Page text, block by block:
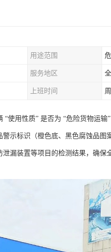
用途范围
服务地区
上班时间
用性质” 是否为 “危险货物运输
示标识（橙色底、黑色腐蚀品
漏装置等项目的检测结果，确保